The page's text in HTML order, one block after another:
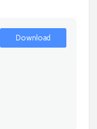
Download